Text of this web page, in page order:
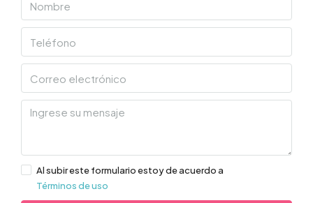
Al subir este formulario estoy de acuerdo a
Términos de uso